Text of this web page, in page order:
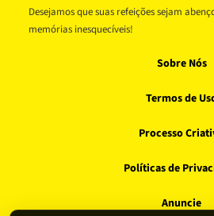
Desejamos que suas refeições sejam
memórias inesquecíveis!
Sobre Nós
Termos de
Processo
Políticas de
Anuncie